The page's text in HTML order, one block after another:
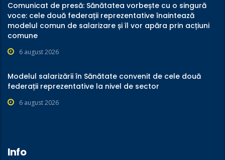
Comunicat de presă: Sănătatea vorbește cu o singură
voce: cele două federații reprezentative înaintează
modelul comun de salarizare și îl vor apăra prin acțiuni
comune
6 august 2026
Modelul salarizării în Sănătate convenit de cele două
federații reprezentative la nivel de sector
6 august 2026
Info